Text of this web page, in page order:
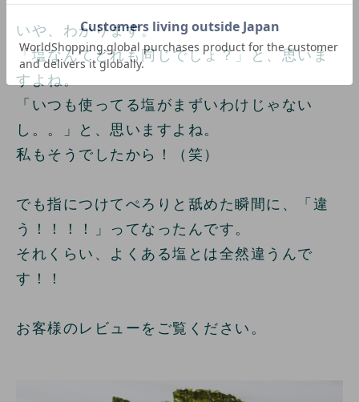
いや、わかります。
「塩なんてどれも同じでしょ？」と、思いま
すよね。
「いつも使ってる塩がまずいわけじゃない
し。。」と、思いますよね。
私もそうでしたから！（笑）
でも指につけてぺろりと舐めた瞬間に、「違
う！！！！」ってなったんです。
それくらい、よくある塩とは全然違うんで
す！！
お客様のレビューをご覧ください。